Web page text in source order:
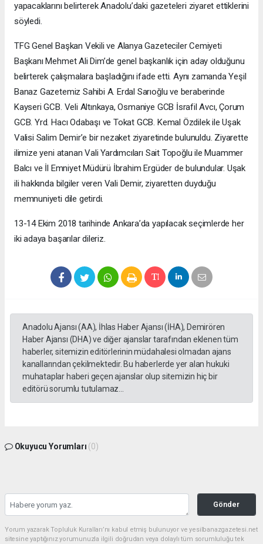
yapacaklarını belirterek Anadolu’daki gazeteleri ziyaret ettiklerini
söyledi.
TFG Genel Başkan Vekili ve Alanya Gazeteciler Cemiyeti
Başkanı Mehmet Ali Dim’de genel başkanlık için aday olduğunu
belirterek çalışmalara başladığını ifade etti. Aynı zamanda Yeşil
Banaz Gazetemiz Sahibi A. Erdal Sarıoğlu ve beraberinde
Kayseri GCB. Veli Altınkaya, Osmaniye GCB İsrafil Avcı, Çorum
GCB. Yrd. Hacı Odabaşı ve Tokat GCB. Kemal Özdilek ile Uşak
Valisi Salim Demir’e bir nezaket ziyaretinde bulunuldu. Ziyarette
ilimize yeni atanan Vali Yardımcıları Sait Topoğlu ile Muammer
Balcı ve İl Emniyet Müdürü İbrahim Ergüder de bulundular. Uşak
ili hakkında bilgiler veren Vali Demir, ziyaretten duyduğu
memnuniyeti dile getirdi.
13-14 Ekim 2018 tarihinde Ankara’da yapılacak seçimlerde her
iki adaya başarılar dileriz.
Anadolu Ajansı (AA), İhlas Haber Ajansı (İHA), Demirören
Haber Ajansı (DHA) ve diğer ajanslar tarafından eklenen tüm
haberler, sitemizin editörlerinin müdahalesi olmadan ajans
kanallarından çekilmektedir. Bu haberlerde yer alan hukuki
muhataplar haberi geçen ajanslar olup sitemizin hiç bir
editörü sorumlu tutulamaz...
Okuyucu Yorumları (0)
Gönder
Yorum yazarak Topluluk Kuralları’nı kabul etmiş bulunuyor ve yesilbanazgazetesi.net
sitesine yaptığınız yorumunuzla ilgili doğrudan veya dolaylı tüm sorumluluğu tek